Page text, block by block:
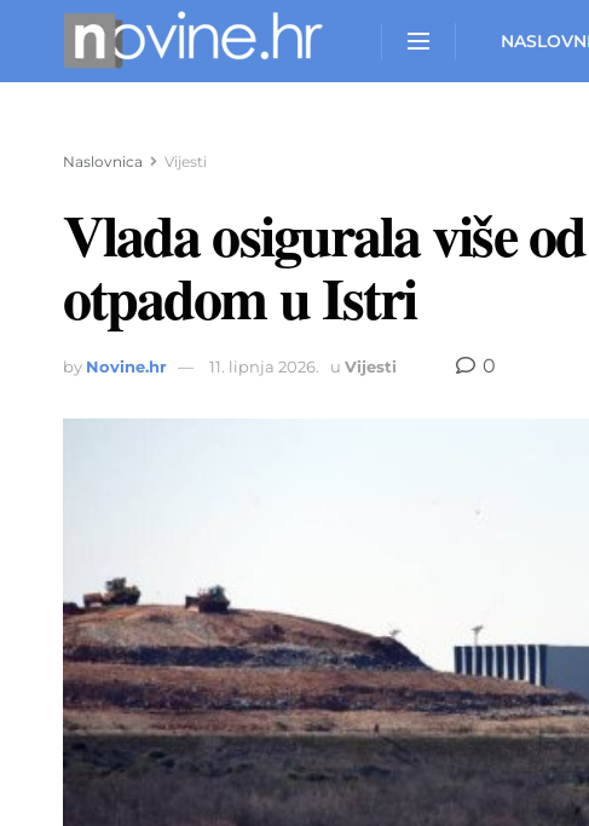
Naslovnica Vijesti
Vlada osigurala više
otpadom u Istri
by Novine.hr 11. lipnja 2026. u Vijesti 0